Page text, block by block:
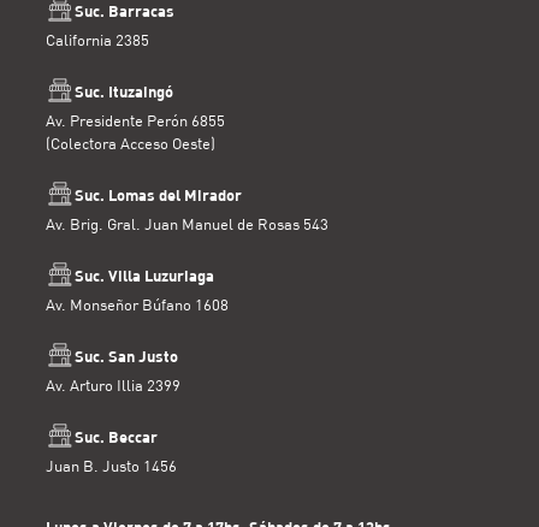
Suc. Barracas
California 2385
Suc. Ituzaingó
Av. Presidente Perón 6855
(Colectora Acceso Oeste)
Suc. Lomas del Mirador
Av. Brig. Gral. Juan Manuel de Rosas 543
Suc. Villa Luzuriaga
Av. Monseñor Búfano 1608
Suc. San Justo
Av. Arturo Illia 2399
Suc. Beccar
Juan B. Justo 1456